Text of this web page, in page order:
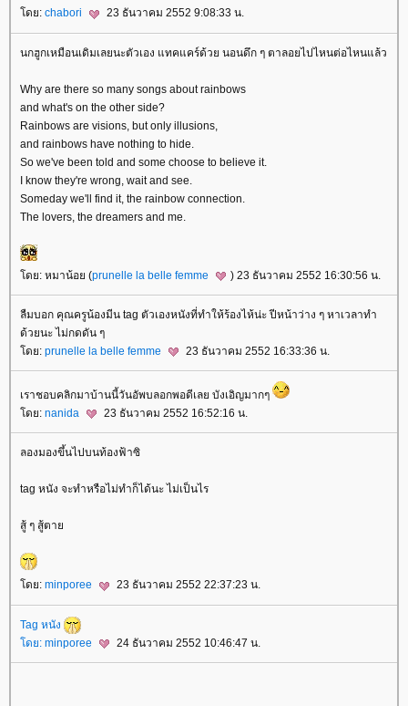
ดย: chabori 23 ธันวาคม 2552 9:08:33 น.
นกฮูกเหมือนเดิมเลยนะตัวเอง แทคแคร์ด้วย นอนดึก ๆ ตาลอยไปไหนต่อไหนแล้ว
Why are there so many songs about rainbows
and what's on the other side?
Rainbows are visions, but only illusions,
and rainbows have nothing to hide.
So we've been told and some choose to believe it.
I know they're wrong, wait and see.
Someday we'll find it, the rainbow connection.
The lovers, the dreamers and me.
ดย: หมาน้อย (prunelle la belle femme ) 23 ธันวาคม 2552 16:30:56 น.
ลืมบอก คุณครูน้องมีน tag ตัวเองหนังที่ทำให้ร้องไห้น่ะ ปีหน้าว่าง ๆ หาเวลาทำ
ด้วยนะ ไม่กดดัน ๆ
ดย: prunelle la belle femme 23 ธันวาคม 2552 16:33:36 น.
เราชอบคลิกมาบ้านนี้วันอัพบลอกพอดีเลย บังเอิญมากๆ
ดย: nanida 23 ธันวาคม 2552 16:52:16 น.
ลองมองขึ้นไปบนท้องฟ้าซิ
tag หนัง จะทำหรือไม่ทำก็ได้นะ ไม่เป็นไร
สู้ ๆ สู้ตา
ดย: minporee 23 ธันวาคม 2552 22:37:23 น.
Tag หนัง
ดย: minporee 24 ธันวาคม 2552 10:46:47 น.